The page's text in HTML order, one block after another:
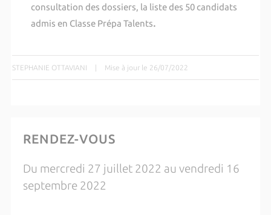
consultation des dossiers, la liste des 50 candidats
admis en Classe Prépa Talents.
STEPHANIE OTTAVIANI Mise à jour le 26/07/2022
RENDEZ-VOUS
Du mercredi 27 juillet 2022 au vendredi 16
septembre 2022